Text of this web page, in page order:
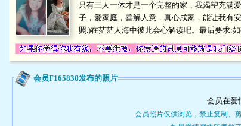
只有三人一体才是一个完整的家，我渴望充满
子，爱家庭，善解人意，真心成家，能让我有
照.)在茫茫人海中彼此会心解读吧。最后要求:
会员F165830发布的照片
会员在爱
会员照片仅供浏览，禁止复制、